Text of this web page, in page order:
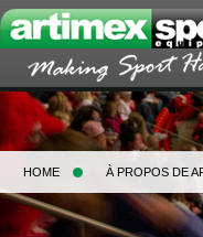
HOME À PROPOS DE